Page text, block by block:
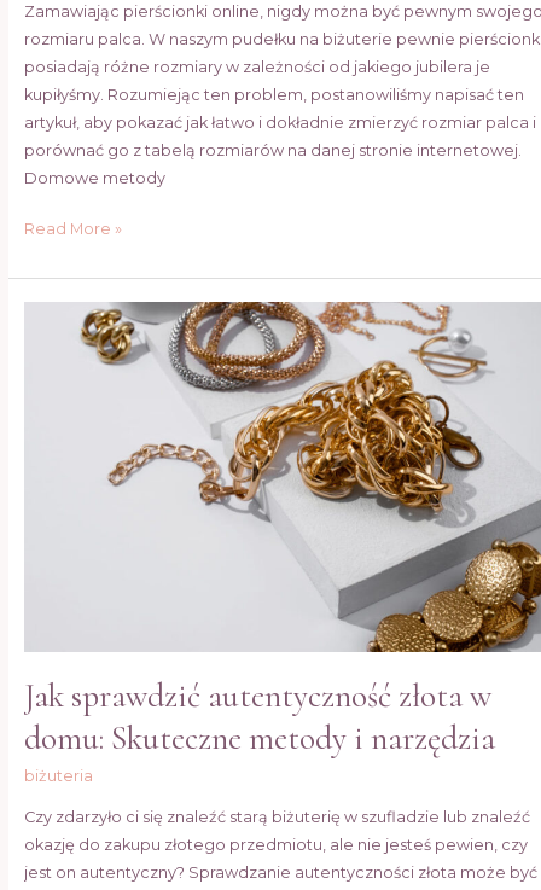
Zamawiając pierścionki online, nigdy można być pewnym
rozmiaru palca. W naszym pudełku na biżuterie pewnie
posiadają różne rozmiary w zależności od jakiego jubilera je
kupiłyśmy. Rozumiejąc ten problem, postanowiliśmy napisać ten
artykuł, aby pokazać jak łatwo i dokładnie zmierzyć rozmiar palca i
porównać go z tabelą rozmiarów na danej stronie internetowej.
Domowe metody
Read More »
Jak sprawdzić autentyczność złota w
domu: Skuteczne metody i narzędzia
biżuteria
Czy zdarzyło ci się znaleźć starą biżuterię w szufladzie lub znaleźć
okazję do zakupu złotego przedmiotu, ale nie jesteś pewien, czy
jest on autentyczny? Sprawdzanie autentyczności złota może być
sprawdzić
autentyczność
Skuteczne